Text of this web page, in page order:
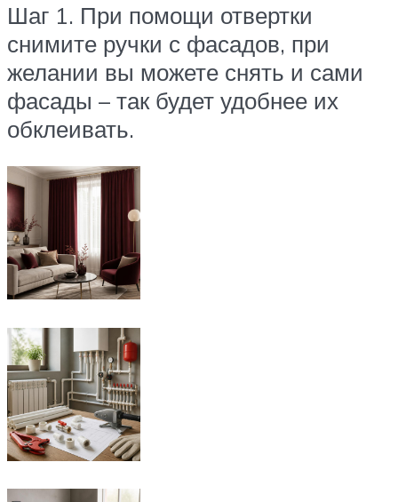
Шаг 1. При помощи отвертки
снимите ручки с фасадов, при
желании вы можете снять и сами
фасады – так будет удобнее их
обклеивать.